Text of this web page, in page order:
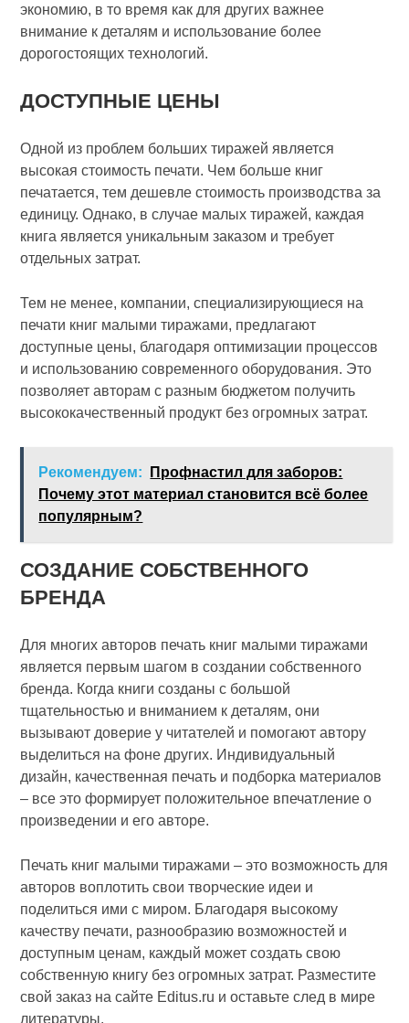
экономию, в то время как для других важнее
внимание к деталям и использование более
дорогостоящих технологий.
ДОСТУПНЫЕ ЦЕНЫ
Одной из проблем больших тиражей является
высокая стоимость печати. Чем больше книг
печатается, тем дешевле стоимость производства за
единицу. Однако, в случае малых тиражей, каждая
книга является уникальным заказом и требует
отдельных затрат.
Тем не менее, компании, специализирующиеся на
печати книг малыми тиражами, предлагают
доступные цены, благодаря оптимизации процессов
и использованию современного оборудования. Это
позволяет авторам с разным бюджетом получить
высококачественный продукт без огромных затрат.
Рекомендуем:
Профнастил для заборов:
Почему этот материал становится всё более
популярным?
СОЗДАНИЕ СОБСТВЕННОГО
БРЕНДА
Для многих авторов печать книг малыми тиражами
является первым шагом в создании собственного
бренда. Когда книги созданы с большой
тщательностью и вниманием к деталям, они
вызывают доверие у читателей и помогают автору
выделиться на фоне других. Индивидуальный
дизайн, качественная печать и подборка материалов
– все это формирует положительное впечатление о
произведении и его авторе.
Печать книг малыми тиражами – это возможность для
авторов воплотить свои творческие идеи и
поделиться ими с миром. Благодаря высокому
качеству печати, разнообразию возможностей и
доступным ценам, каждый может создать свою
собственную книгу без огромных затрат. Разместите
свой заказ на сайте Editus.ru и оставьте след в мире
литературы.